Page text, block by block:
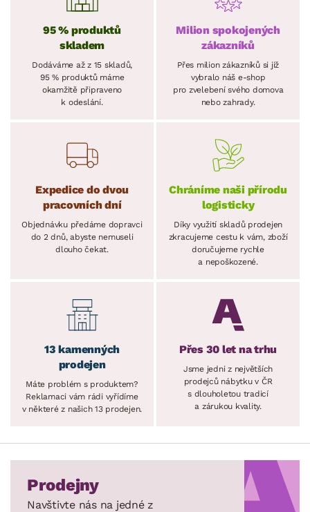
95 % produktů
skladem
Dodáváme až z 15 skladů,
95 % produktů máme
okamžitě připraveno
k odeslání.
Milion spokojených
zákazníků
Přes milion zákazníků si již
vybralo náš e-shop
pro zvelebení svého domova
nebo zahrady.
Expedice do dvou
pracovních dní
Objednávku předáme dopravci
do 2 dnů, abyste nemuseli
dlouho čekat.
Chráníme naši přírodu
logisticky
Díky využití skladů prodejen
zkracujeme cestu k vám, zboží
doručujeme rychle
a nepoškozené.
13 kamenných
prodejen
Máte problém s produktem?
Reklamaci vám rádi vyřídíme
v některé z našich 13 prodejen.
Přes 30 let na trhu
Jsme jedni z největších
prodejců nábytku v ČR
s dlouholetou tradicí
a zárukou kvality.
Prodejny
Navštivte nás na jedné z